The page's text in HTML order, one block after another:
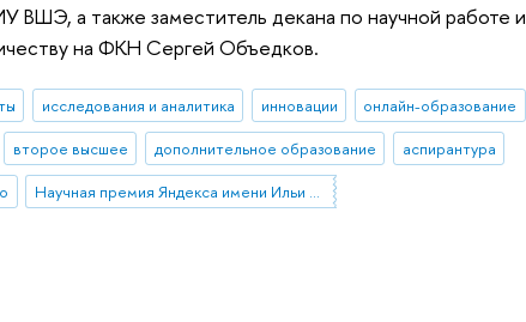
ВШЭ, а также заместитель декана по научной работе и
на ФКН Сергей Объедков.
исследования и аналитика инновации
онлайн-образование
второе высшее дополнительное образование
аспирантура
Научная премия Яндекса имени Ильи Сегаловича